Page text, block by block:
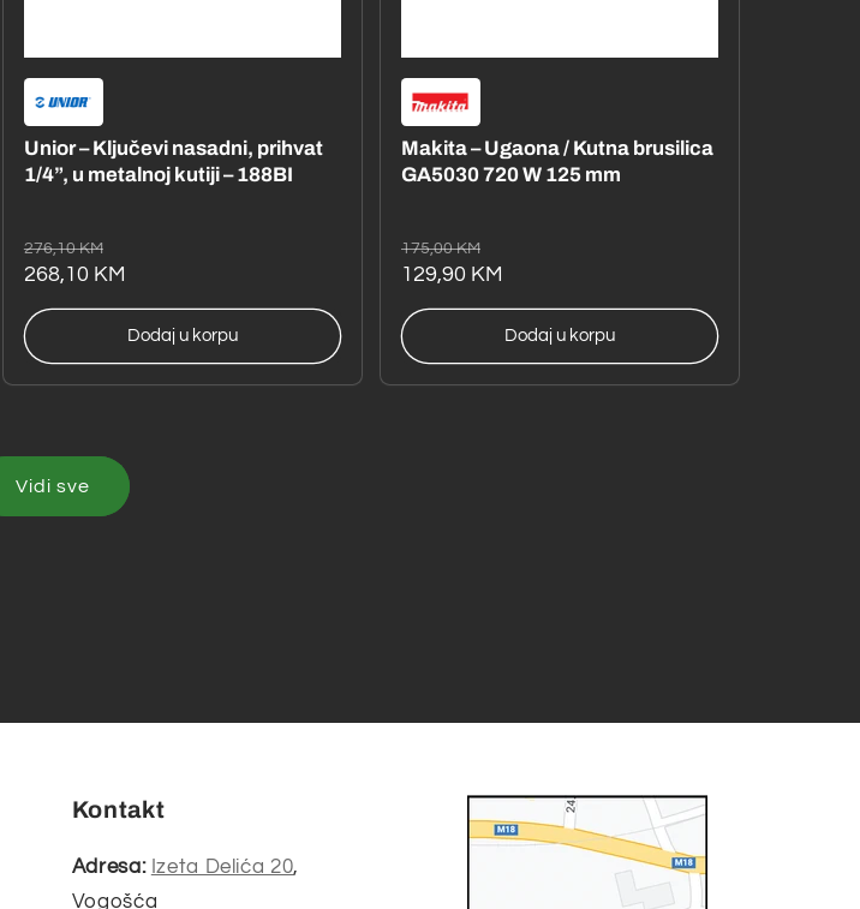
Unior – Ključevi nasadni, prihvat
1/4”, u metalnoj kutiji – 188BI
Redovna
cijena
276,10 KM
Akcijska
cijena
268,10 KM
Dodaj u korpu
Makita – Ugaona / Kutna brusilica
GA5030 720 W 125 mm
Redovna
cijena
175,00 KM
Akcijska
cijena
129,90 KM
Dodaj u korpu
Vidi sve
Kontakt
Adresa: Izeta Delića 20,
Vogošća